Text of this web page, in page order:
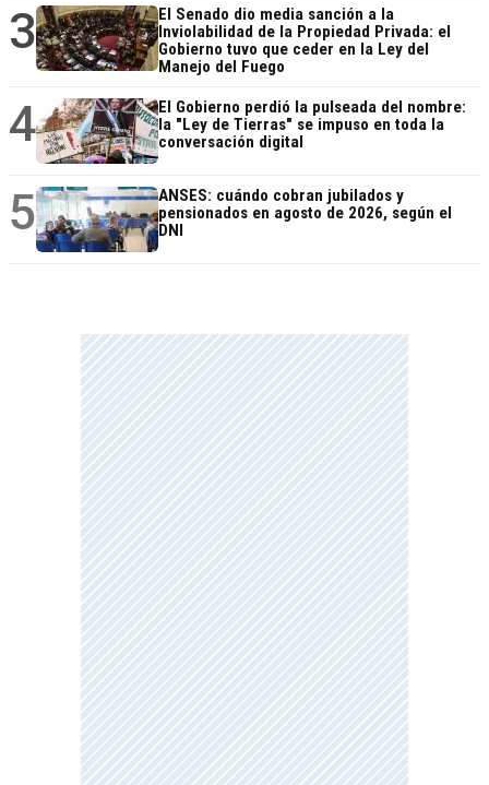
3
El Senado dio media sanción a la
Inviolabilidad de la Propiedad Privada: el
Gobierno tuvo que ceder en la Ley del
Manejo del Fuego
4
El Gobierno perdió la pulseada del nombre:
la "Ley de Tierras" se impuso en toda la
conversación digital
5
ANSES: cuándo cobran jubilados y
pensionados en agosto de 2026, según el
DNI